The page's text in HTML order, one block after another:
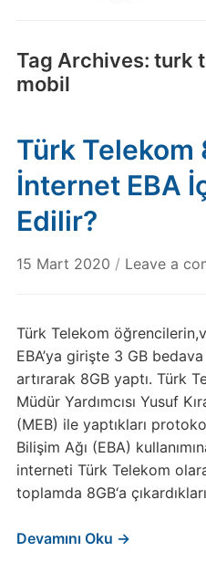
Tag Archives: turk
mobil
Türk Telekom
İnternet EBA
Edilir?
15 Mart 2020 / Leave a
Türk Telekom
EBA’ya girişte 3 GB
artırarak 8GB yaptı. Türk
Müdür Yardımcısı Yusuf
(MEB) ile yaptıkları
Bilişim Ağı (EBA)
interneti Türk Telekom
toplamda 8GB‘a
Devamını Oku →